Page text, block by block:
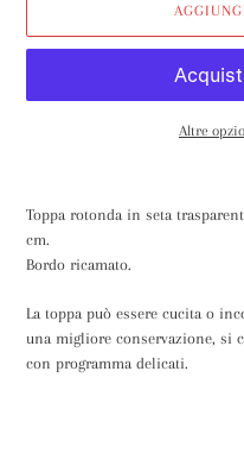
Altre
prodotto
Toppa rotonda in seta
cm.
Bordo ricamato.
La toppa può essere cucita o
una migliore conservazione, si
con programma delicati.